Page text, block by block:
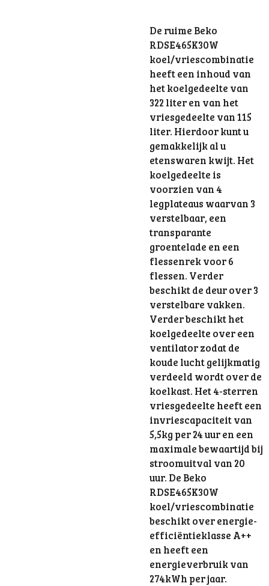
De ruime Beko
RDSE465K30W
koel/vriescombinatie
heeft een inhoud van
het koelgedeelte van
322 liter en van het
vriesgedeelte van 115
liter. Hierdoor kunt u
gemakkelijk al u
etenswaren kwijt. Het
koelgedeelte is
voorzien van 4
legplateaus waarvan 3
verstelbaar, een
transparante
groentelade en een
flessenrek voor 6
flessen. Verder
beschikt de deur over 3
verstelbare vakken.
Verder beschikt het
koelgedeelte over een
ventilator zodat de
koude lucht gelijkmatig
verdeeld wordt over de
koelkast. Het 4-sterren
vriesgedeelte heeft een
invriescapaciteit van
5,5kg per 24 uur en een
maximale bewaartijd bij
stroomuitval van 20
uur. De Beko
RDSE465K30W
koel/vriescombinatie
beschikt over energie-
efficiëntieklasse A++
en heeft een
energieverbruik van
274kWh per jaar.